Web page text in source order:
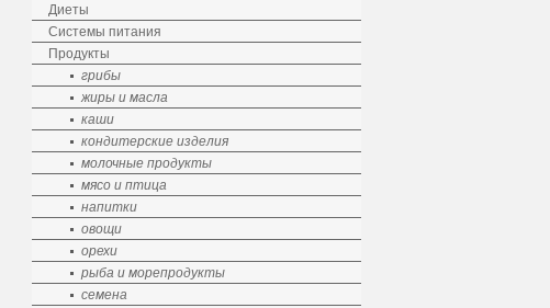
Диеты
Системы питания
Продукты
грибы
жиры и масла
каши
кондитерские изделия
молочные продукты
мясо и птица
напитки
овощи
орехи
рыба и морепродукты
семена